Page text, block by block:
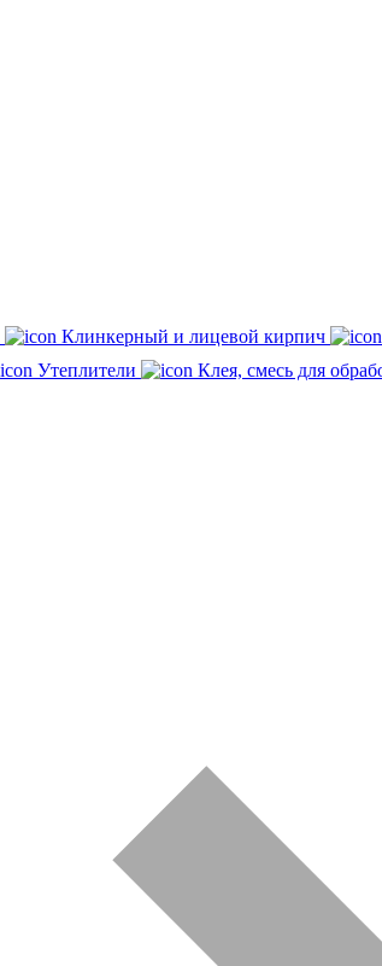
Клинкерный и лицевой кирпич
Утеплители Клея, смесь для